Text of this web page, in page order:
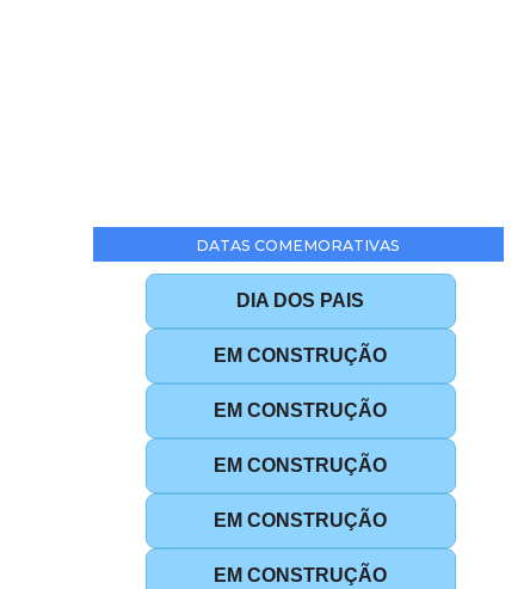
DATAS COMEMORATIVAS
DIA DOS PAIS
EM CONSTRUÇÃO
EM CONSTRUÇÃO
EM CONSTRUÇÃO
EM CONSTRUÇÃO
EM CONSTRUÇÃO